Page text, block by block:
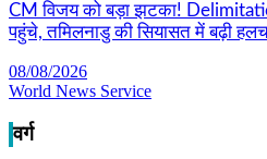
CM विजय को बड़ा झटका!
पहुंचे, तमिलनाडु की सियासत में बढ़ी
08/08/2026
World News Service
वर्ग